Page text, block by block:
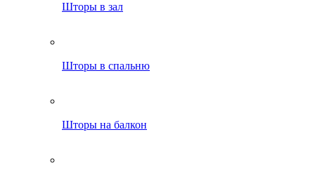
Шторы в зал
Шторы в спальню
Шторы на балкон